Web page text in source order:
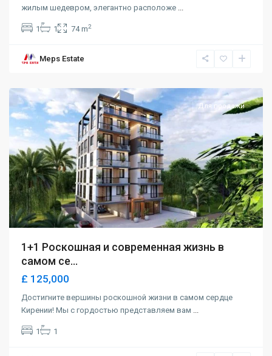
жилым шедевром, элегантно расположе ...
1 1 74 m2
Meps Estate
Karakum,
Для продажи
1+1 Роскошная и современная жизнь в
самом се...
£ 125,000
Достигните вершины роскошной жизни в самом сердце
Кирении! Мы с гордостью представляем вам ...
1 1